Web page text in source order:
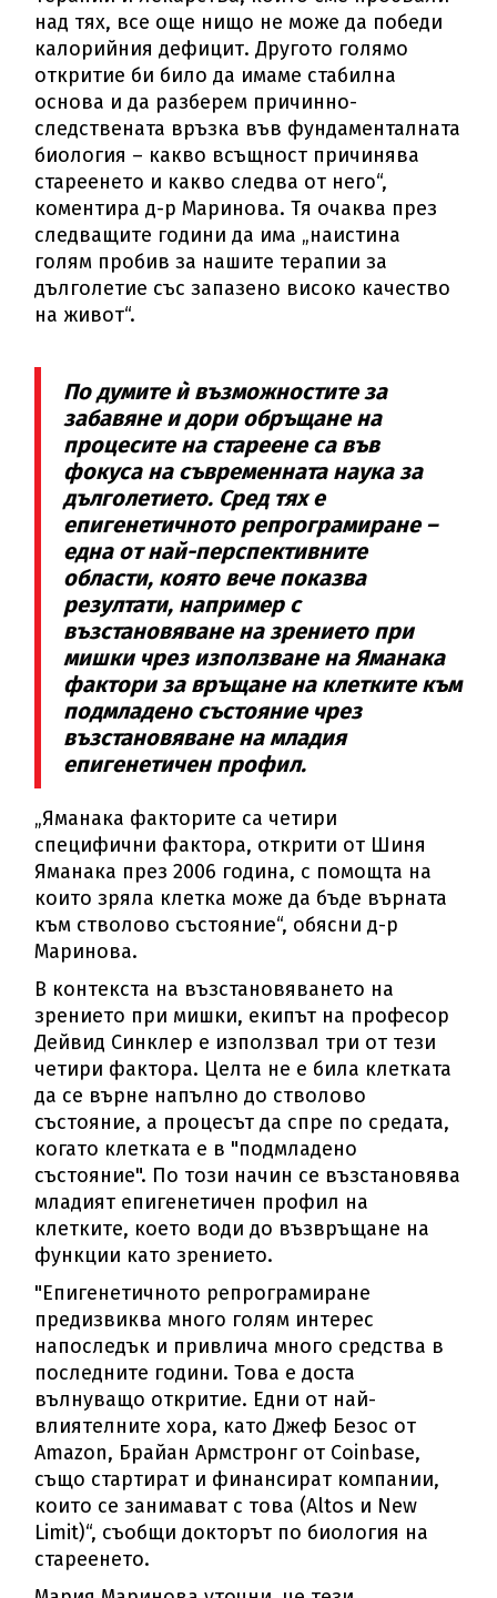
над тях, все още нищо не може да победи
калорийния дефицит. Другото голямо
откритие би било да имаме стабилна
основа и да разберем причинно-
следствената връзка във фундаменталната
биология – какво всъщност причинява
стареенето и какво следва от него“,
коментира д-р Маринова. Тя очаква през
следващите години да има „наистина
голям пробив за нашите терапии за
дълголетие със запазено високо качество
на живот“.
По думите ѝ възможностите за
забавяне и дори обръщане на
процесите на стареене са във
фокуса на съвременната наука за
дълголетието. Сред тях е
епигенетичното репрограмиране –
една от най-перспективните
области, която вече показва
резултати, например с
възстановяване на зрението при
мишки чрез използване на Яманака
фактори за връщане на клетките към
подмладено състояние чрез
възстановяване на младия
епигенетичен профил.
„Яманака факторите са четири
специфични фактора, открити от Шиня
Яманака през 2006 година, с помощта на
които зряла клетка може да бъде върната
към стволово състояние“, обясни д-р
Маринова.
В контекста на възстановяването на
зрението при мишки, екипът на професор
Дейвид Синклер е използвал три от тези
четири фактора. Целта не е била клетката
да се върне напълно до стволово
състояние, а процесът да спре по средата,
когато клетката е в "подмладено
състояние". По този начин се възстановява
младият епигенетичен профил на
клетките, което води до възвръщане на
функции като зрението.
"Епигенетичното репрограмиране
предизвиква много голям интерес
напоследък и привлича много средства в
последните години. Това е доста
вълнуващо откритие. Едни от най-
влиятелните хора, като Джеф Безос от
Amazon, Брайан Армстронг от Coinbase,
също стартират и финансират компании,
които се занимават с това (Altos и New
Limit)“, съобщи докторът по биология на
стареенето.